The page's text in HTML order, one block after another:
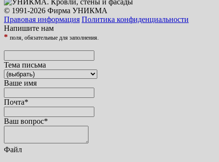
© 1991-2026 Фирма УНИКМА
Правовая информация Политика конфиденциальности
Напишите нам
* поля, обязательные для заполнения.
Тема письма
Ваше имя
Почта*
Ваш вопрос*
Файл